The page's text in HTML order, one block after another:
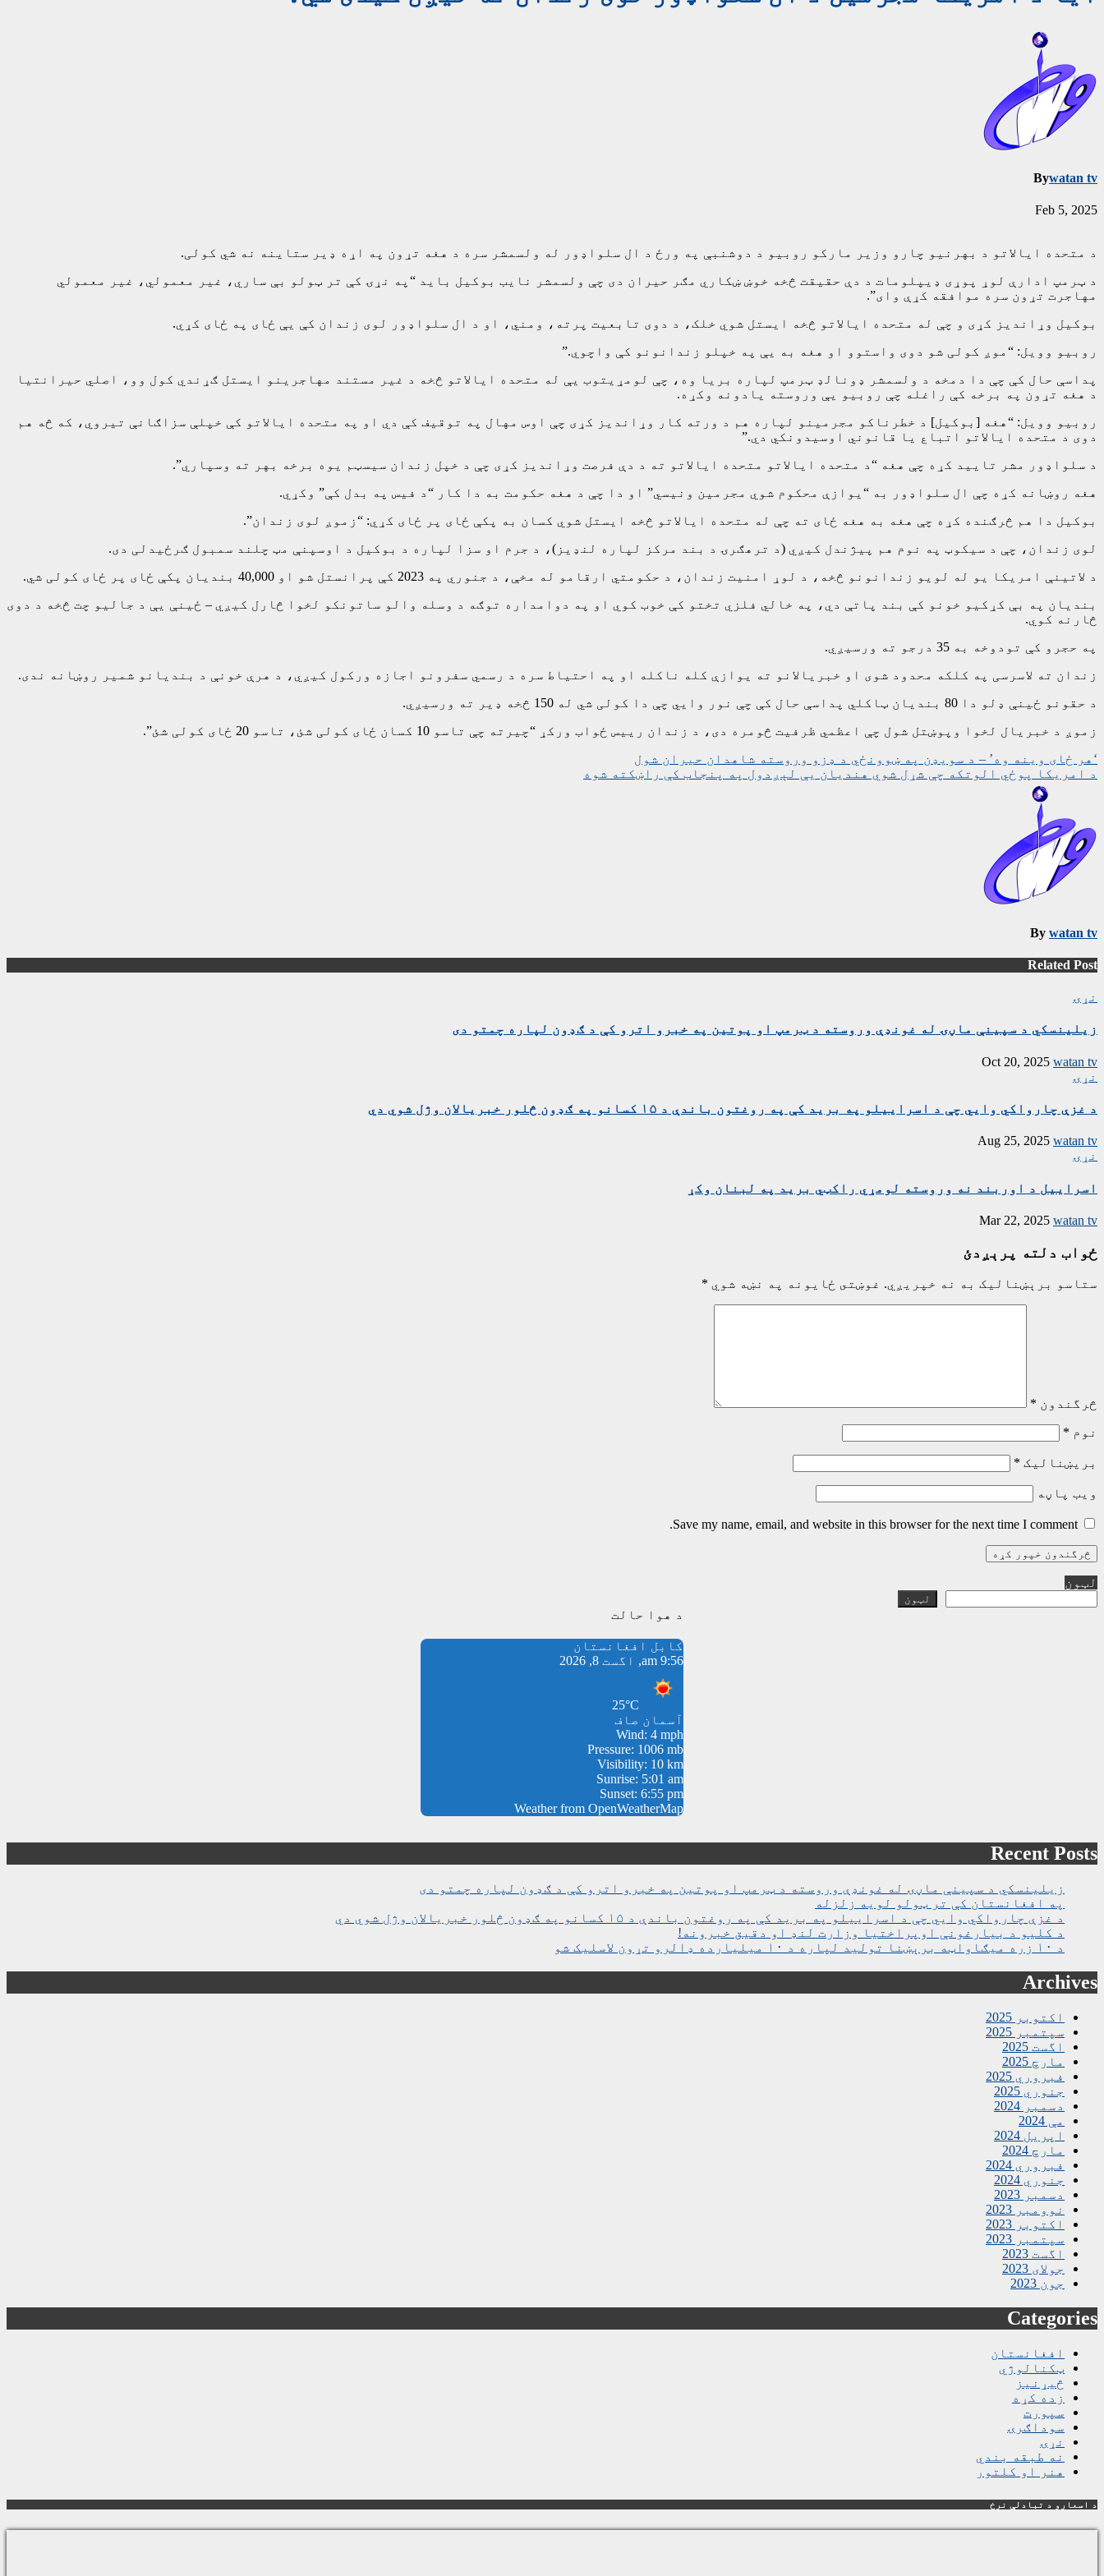
Bywatan tv
Feb 5, 2025
د متحده ایالاتو د بهرنیو چارو وزیر مارکو روبیو د دوشنبې په ورځ د ال سلواډور له ولسمشر سره د هغه تړون په اړه ډیر ستاینه نه شي کولی.
د ټرمپ ادارې لوړ پوړی ډیپلومات د دې حقیقت څخه خوښ ښکاري مګر حیران دی چې ولسمشر نایب بوکیل باید “په نړۍ کې تر ټولو بې ساري، غیر معمولي، غیر معمولي
مهاجرت تړون سره موافقه کړې وای”.
بوکیل وړاندیز کړی و چې له متحده ایالاتو څخه ایستل شوي خلک، د دوی تابعیت پرته، ومني، او د ال سلواډور لوی زندان کې یې ځای په ځای کړي.
روبیو وویل: “موږ کولی شو دوی واستوو او هغه به یې په خپلو زندانونو کې واچوي.”
پداسې حال کې چې دا دمخه د ولسمشر ډونالډ ټرمپ لپاره بریا وه، چې لومړیتوب یې له متحده ایالاتو څخه د غیر مستند مهاجرینو ایستل ګړندي کول وو، اصلي حیرانتیا
د هغه تړون په برخه کې راغله چې روبیو یې وروسته یادونه وکړه.
روبیو وویل: “هغه [بوکیل] د خطرناکو مجرمینو لپاره هم د ورته کار وړاندیز کړی چې اوس مهال په توقیف کې دي او په متحده ایالاتو کې خپلې سزاګانې تیروي، که څه هم
دوی د متحده ایالاتو اتباع یا قانوني اوسیدونکي دي.”
د سلواډور مشر تایید کړه چې هغه “د متحده ایالاتو متحده ایالاتو ته د دې فرصت وړاندیز کړی چې د خپل زندان سیسټم یوه برخه بهر ته وسپاري”.
هغه روښانه کړه چې ال سلواډور به “یوازې محکوم شوي مجرمین ونیسي” او دا چې د هغه حکومت به دا کار “د فیس په بدل کې” وکړي.
بوکیل دا هم څرګنده کړه چې هغه به هغه ځای ته چې له متحده ایالاتو څخه ایستل شوي کسان به پکې ځای پر ځای کړي: “زموږ لوی زندان”.
لوی زندان، چې د سیکوټ په نوم هم پیژندل کیږي (د ترهګرۍ د بند مرکز لپاره لنډیز)، د جرم او سزا لپاره د بوکیل د اوسپنې مټ چلند سمبول ګرځیدلی دی.
د لاتینې امریکا یو له لویو زندانونو څخه، د لوړ امنیت زندان، د حکومتي ارقامو له مخې، د جنوري په 2023 کې پرانستل شو او 40,000 بندیان پکې ځای پر ځای کولی شي.
بندیان په بې کړکیو خونو کې بند پاتې دي، په خالي فلزي تختو کې خوب کوي او په دوامداره توګه د وسله والو ساتونکو لخوا څارل کیږي – ځینې یې د جالیو چت څخه د دوی
څارنه کوي.
په حجرو کې تودوخه به 35 درجو ته ورسیږي.
زندان ته لاسرسی په کلکه محدود شوی او خبریالانو ته یوازې کله ناکله او په احتیاط سره د رسمي سفرونو اجازه ورکول کیږي، د هرې خونې د بندیانو شمیر روښانه ندی.
د حقونو ځینې ډلو دا 80 بندیان ټاکلي پداسې حال کې چې نور وايي چې دا کولی شي له 150 څخه ډیر ته ورسیږي.
زموږ د خبریال لخوا وپوښتل شول چې اعظمي ظرفیت څومره دی، د زندان رییس ځواب ورکړ “چیرته چې تاسو 10 کسان ځای کولی شئ، تاسو 20 ځای کولی شئ”.
ليکنه
چليدنه
‘هر ځای وینه وه’ – د سویډن په ښوونځي د ډزو وروسته شاهدان حیران شول
د امریکا پوځي الوتکه چې شړل شوي هنديان یې لېږدول په پنجاب کې راښکته شوه
By watan tv
Related Post
نړۍ
زیلینسکي د سپینې ماڼۍ له غونډې وروسته د ټرمپ او پوتین په خبرو اترو کې د ګډون لپاره چمتو دی
Oct 20, 2025 watan tv
نړۍ
د غزې چارواکي وايي چې د اسراییلو په برید کې په روغتون باندې د ۱۵ کسانو په ګډون څلور خبریالان وژل شوي دي
Aug 25, 2025 watan tv
نړۍ
اسراییل د اوربند نه وروسته لومړي راکټي برید په لبنان وکړ
Mar 22, 2025 watan tv
ځواب دلته پرېږدئ
ستاسو برېښناليک به نه خپريږي. غوښتى ځایونه په نښه شوي *
څرگندون *
نوم *
بریښنالیک *
ویب پاڼه
Save my name, email, and website in this browser for the next time I comment.
لټون
لټون
د هوا حالت
کابل افغانستان
9:56 am, اگست 8, 2026
25°C
آسمان صاف
Wind: 4 mph
Pressure: 1006 mb
Visibility: 10 km
Sunrise: 5:01 am
Sunset: 6:55 pm
Weather from OpenWeatherMap
Recent Posts
زیلینسکي د سپینې ماڼۍ له غونډې وروسته د ټرمپ او پوتین په خبرو اترو کې د ګډون لپاره چمتو دی
په افغانستان کې تر ټولو لویه زلزله
د غزې چارواکي وايي چې د اسراییلو په برید کې په روغتون باندې د ۱۵ کسانو په ګډون څلور خبریالان وژل شوي دي
د کلیو د بیارغونې اوپراختیا وزارت لنډ او دقیق خبرونه!
د ۱۰ زره میګاواټه برېښنا تولید لپاره د ۱۰ میلیارده ډالرو تړون لاسلیک شو
Archives
اکتوبر 2025
سپتمبر 2025
اگست 2025
مارچ 2025
فبروري 2025
جنوري 2025
دسمبر 2024
مې 2024
اپریل 2024
مارچ 2024
فبروري 2024
جنوري 2024
دسمبر 2023
نوومبر 2023
اکتوبر 2023
سپتمبر 2023
اگست 2023
جولای 2023
جون 2023
Categories
افغانستان
ټکنالوژي
څیړنیز
زده کړه
سپورت
سوداګرۍ
نړۍ
نه طبقه بندي
هنر او کلتور
د اسعارو د تبادلې نرخ